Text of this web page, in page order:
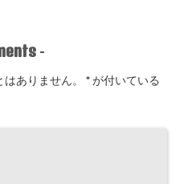
-
ありません。 *が付いている